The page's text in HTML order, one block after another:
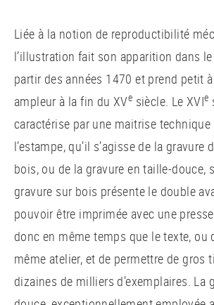
Liée à la notion de reproductibilité
l’illustration fait son apparition dans
partir des années 1470 et prend petit
ampleur à la fin du XVe siècle. Le XVIe
caractérise par une maitrise technique
l’estampe, qu’il s’agisse de la gravure
bois, ou de la gravure en taille-douce,
gravure sur bois présente le double
pouvoir être imprimée avec une
donc en même temps que le texte, ou
même atelier, et de permettre de gros
dizaines de milliers d’exemplaires. La